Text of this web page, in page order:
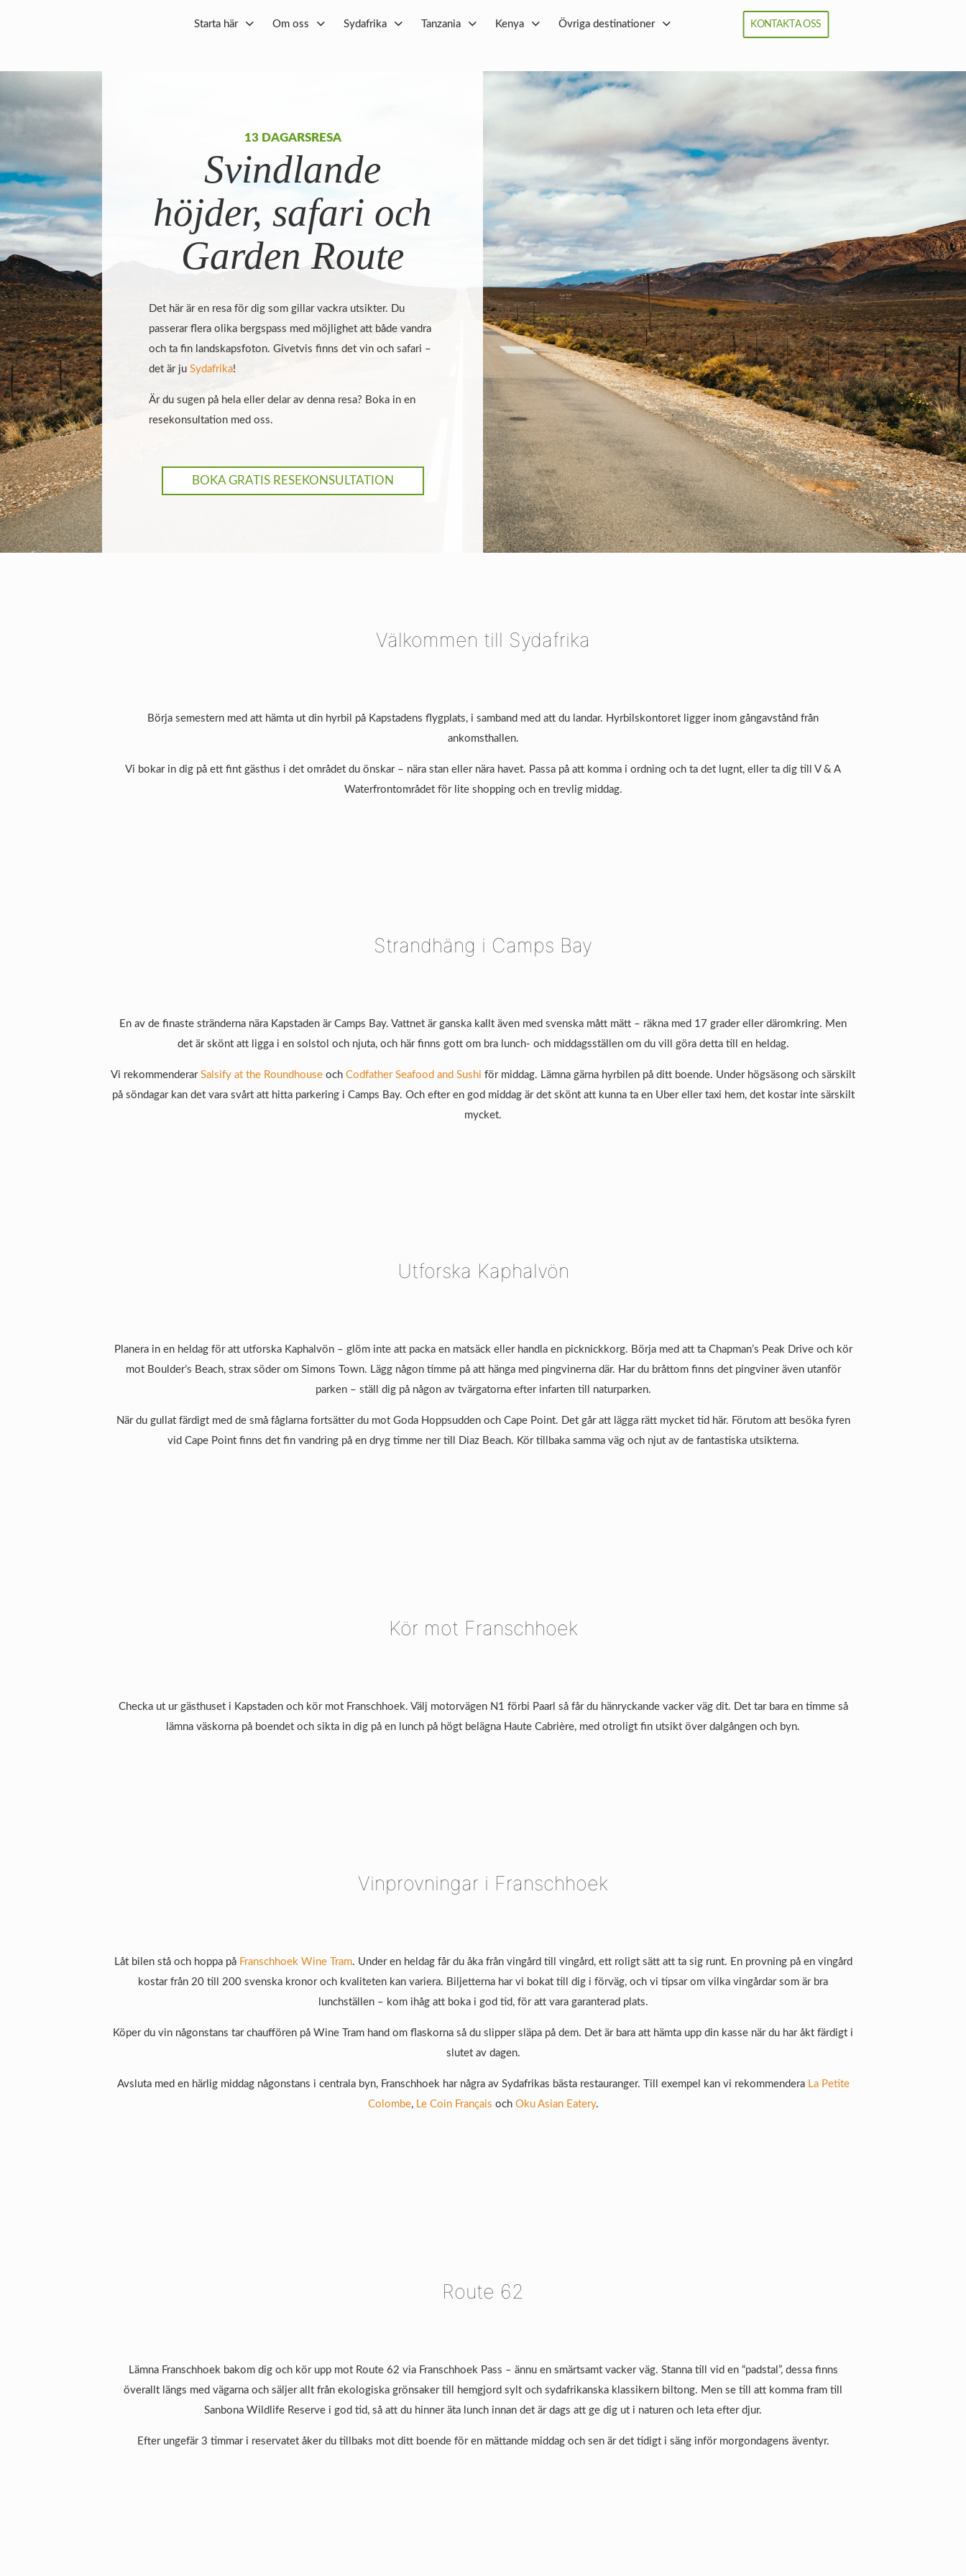
Starta här Om oss Sydafrika Tanzania Kenya Övriga destinationer KONTAKTA OSS
13 DAGARSRESA
Svindlande
höjder, safari och
Garden Route
Det här är en resa för dig som gillar vackra utsikter. Du
passerar flera olika bergspass med möjlighet att både vandra
och ta fin landskapsfoton. Givetvis finns det vin och safari –
det är ju Sydafrika!
Är du sugen på hela eller delar av denna resa? Boka in en
resekonsultation med oss.
BOKA GRATIS RESEKONSULTATION
Välkommen till Sydafrika
Börja semestern med att hämta ut din hyrbil på Kapstadens flygplats, i samband med att du landar. Hyrbilskontoret ligger inom gångavstånd från
ankomsthallen.
Vi bokar in dig på ett fint gästhus i det området du önskar – nära stan eller nära havet. Passa på att komma i ordning och ta det lugnt, eller ta dig till V & A
Waterfrontområdet för lite shopping och en trevlig middag.
Strandhäng i Camps Bay
En av de finaste stränderna nära Kapstaden är Camps Bay. Vattnet är ganska kallt även med svenska mått mätt – räkna med 17 grader eller däromkring. Men
det är skönt att ligga i en solstol och njuta, och här finns gott om bra lunch- och middagsställen om du vill göra detta till en heldag.
Vi rekommenderar Salsify at the Roundhouse och Codfather Seafood and Sushi för middag. Lämna gärna hyrbilen på ditt boende. Under högsäsong och särskilt
på söndagar kan det vara svårt att hitta parkering i Camps Bay. Och efter en god middag är det skönt att kunna ta en Uber eller taxi hem, det kostar inte särskilt
mycket.
Utforska Kaphalvön
Planera in en heldag för att utforska Kaphalvön – glöm inte att packa en matsäck eller handla en picknickkorg. Börja med att ta Chapman’s Peak Drive och kör
mot Boulder’s Beach, strax söder om Simons Town. Lägg någon timme på att hänga med pingvinerna där. Har du bråttom finns det pingviner även utanför
parken – ställ dig på någon av tvärgatorna efter infarten till naturparken.
När du gullat färdigt med de små fåglarna fortsätter du mot Goda Hoppsudden och Cape Point. Det går att lägga rätt mycket tid här. Förutom att besöka fyren
vid Cape Point finns det fin vandring på en dryg timme ner till Diaz Beach. Kör tillbaka samma väg och njut av de fantastiska utsikterna.
Kör mot Franschhoek
Checka ut ur gästhuset i Kapstaden och kör mot Franschhoek. Välj motorvägen N1 förbi Paarl så får du hänryckande vacker väg dit. Det tar bara en timme så
lämna väskorna på boendet och sikta in dig på en lunch på högt belägna Haute Cabrière, med otroligt fin utsikt över dalgången och byn.
Vinprovningar i Franschhoek
Låt bilen stå och hoppa på Franschhoek Wine Tram. Under en heldag får du åka från vingård till vingård, ett roligt sätt att ta sig runt. En provning på en vingård
kostar från 20 till 200 svenska kronor och kvaliteten kan variera. Biljetterna har vi bokat till dig i förväg, och vi tipsar om vilka vingårdar som är bra
lunchställen – kom ihåg att boka i god tid, för att vara garanterad plats.
Köper du vin någonstans tar chauffören på Wine Tram hand om flaskorna så du slipper släpa på dem. Det är bara att hämta upp din kasse när du har åkt färdigt i
slutet av dagen.
Avsluta med en härlig middag någonstans i centrala byn, Franschhoek har några av Sydafrikas bästa restauranger. Till exempel kan vi rekommendera La Petite
Colombe, Le Coin Français och Oku Asian Eatery.
Route 62
Lämna Franschhoek bakom dig och kör upp mot Route 62 via Franschhoek Pass – ännu en smärtsamt vacker väg. Stanna till vid en “padstal”, dessa finns
överallt längs med vägarna och säljer allt från ekologiska grönsaker till hemgjord sylt och sydafrikanska klassikern biltong. Men se till att komma fram till
Sanbona Wildlife Reserve i god tid, så att du hinner äta lunch innan det är dags att ge dig ut i naturen och leta efter djur.
Efter ungefär 3 timmar i reservatet åker du tillbaks mot ditt boende för en mättande middag och sen är det tidigt i säng inför morgondagens äventyr.